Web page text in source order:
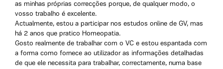
as minhas próprias correcções porque, de qualquer modo, o
vosso trabalho é excelente.
Actualmente, estou a participar nos estudos online de GV, mas
há 2 anos que pratico Homeopatia.
Gosto realmente de trabalhar com o VC e estou espantada com
a forma como fornece ao utilizador as informações detalhadas
de que ele necessita para trabalhar, correctamente, numa base